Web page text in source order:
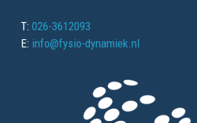
T: 026-3612093
E: info@fysio-dynamiek.nl